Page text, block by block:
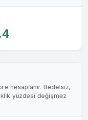
hesaplanır. Bedelsiz,
yüzdesi değişmez